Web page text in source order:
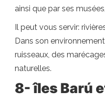
ainsi que par ses
Il peut vous servir:
Dans son
ruisseaux, des
naturelles.
8- îles Barú